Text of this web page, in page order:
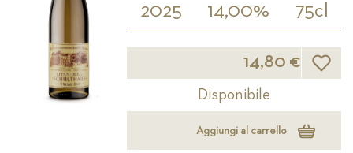
2025 14,00% 75cl
14,80 € Lista
Disponibile
Aggiungi al carrello